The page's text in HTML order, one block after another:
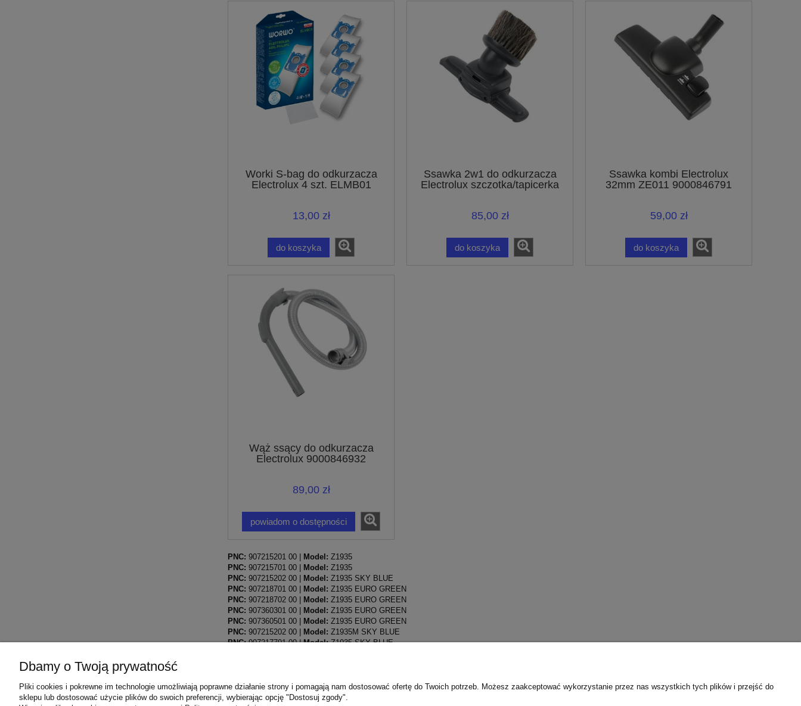
Worki S-bag do odkurzacza
Electrolux 4 szt. ELMB01
13,00 zł
do koszyka
Ssawka 2w1 do odkurzacza
Electrolux szczotka/tapicerka
85,00 zł
do koszyka
Ssawka kombi Electrolux
32mm ZE011 9000846791
59,00 zł
do koszyka
Wąż ssący do odkurzacza
Electrolux 9000846932
89,00 zł
powiadom o dostępności
PNC: 907215201 00 | Model: Z1935
PNC: 907215701 00 | Model: Z1935
PNC: 907215202 00 | Model: Z1935 SKY BLUE
PNC: 907218701 00 | Model: Z1935 EURO GREEN
PNC: 907218702 00 | Model: Z1935 EURO GREEN
PNC: 907360301 00 | Model: Z1935 EURO GREEN
PNC: 907360501 00 | Model: Z1935 EURO GREEN
PNC: 907215202 00 | Model: Z1935M SKY BLUE
PNC:907217701 00 |Model:Z1935 SKY BLUE
Dbamy o Twoją prywatność
Pliki cookies i pokrewne im technologie umożliwiają poprawne działanie strony i pomagają nam dostosować ofertę do Twoich potrzeb. Możesz zaakceptować wykorzystanie przez nas wszystkich tych plików i przejść do
sklepu lub dostosować użycie plików do swoich preferencji, wybierając opcję "Dostosuj zgody".